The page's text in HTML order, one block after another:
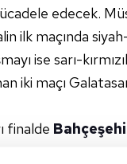
edecek.
ilk maçında
ise sarı-
iki maçı
finalde